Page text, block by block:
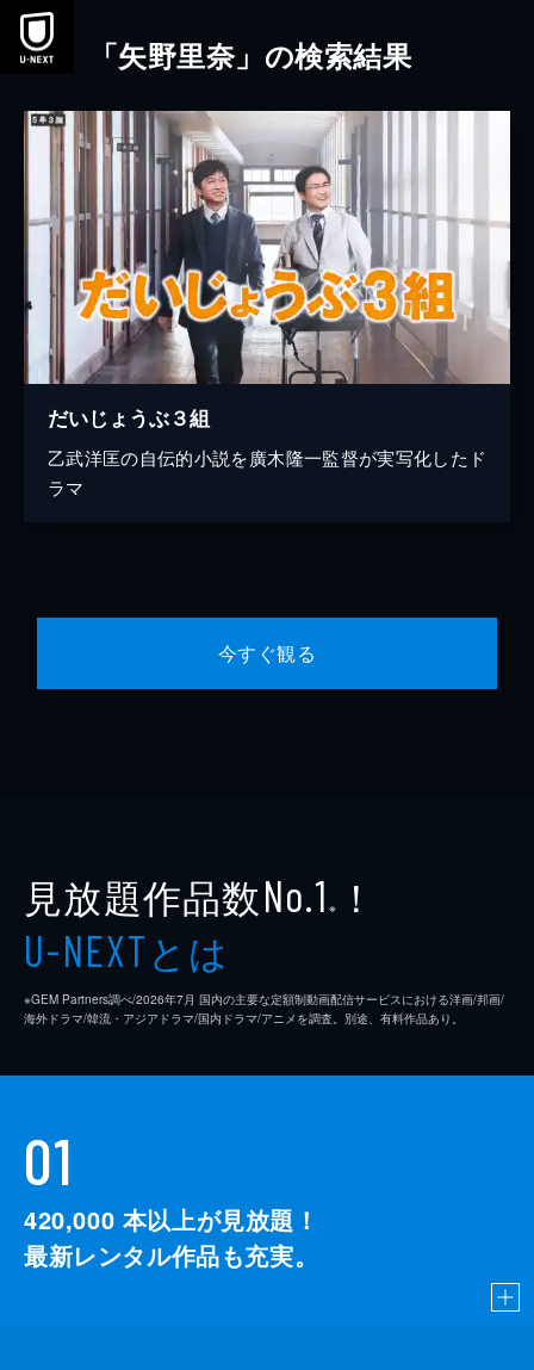
本文へスキップ
「矢野里奈」の検索結果
だいじょうぶ３組
乙武洋匡の自伝的小説を廣木隆一監督が実写化したド
ラマ
今すぐ観る
見放題作品数No.1 ※ ！
U-NEXTとは
※GEM Partners調べ/2026年7⽉ 国内の主要な定額制動画配信サービスにおける洋画/邦画/
海外ドラマ/韓流・アジアドラマ/国内ドラマ/アニメを調査。別途、有料作品あり。
01
420,000 本以上が見放題！
最新レンタル作品も充実。